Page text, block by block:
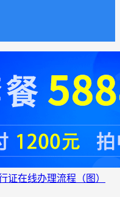
证在线办理流程（图）